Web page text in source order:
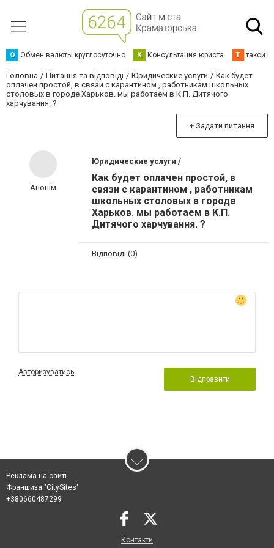
О Обмен валюты круглосуточно К Консультация юриста Т такси
Головна Питання та відповіді Юридические услуги
Как будет
оплачен простой, в связи с карантином , работникам школьных
столовых в городе Харьков. мы работаем в К.П. Дитячого
харчування. ?
+ Задати питання
Анонім
Юридические услуги /
Как будет оплачен простой, в
связи с карантином , работникам
школьных столовых в городе
Харьков. мы работаем в К.П.
Дитячого харчування. ?
Відповіді (0)
Авторизуватись
Відправити
Реклама на сайті
Франшиза "CitySites"
+380660487299
Контакти